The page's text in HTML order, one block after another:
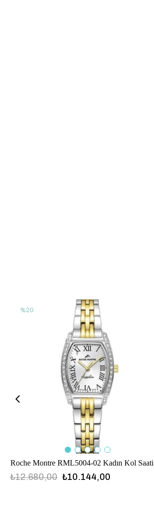
Roche Montre RML5004-02 Kadın Kol Saati
₺10.144,00
₺12.680,00
%20